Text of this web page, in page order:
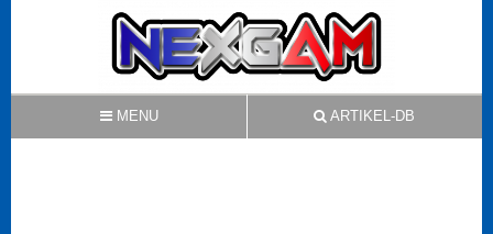
MENU ARTIKEL-DB